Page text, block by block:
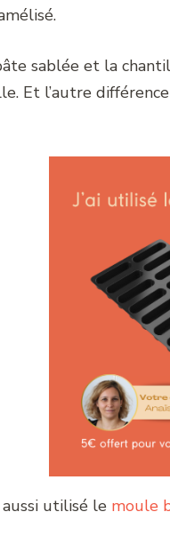
sablée et la
Et l’autre
utilisé le moule